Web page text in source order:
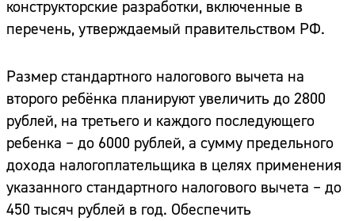
конструкторские разработки, включенные в
перечень, утверждаемый правительством РФ.
Размер стандартного налогового вычета на
второго ребёнка планируют увеличить до 2800
рублей, на третьего и каждого последующего
ребенка – до 6000 рублей, а сумму предельного
дохода налогоплательщика в целях применения
указанного стандартного налогового вычета – до
450 тысяч рублей в год. Обеспечить